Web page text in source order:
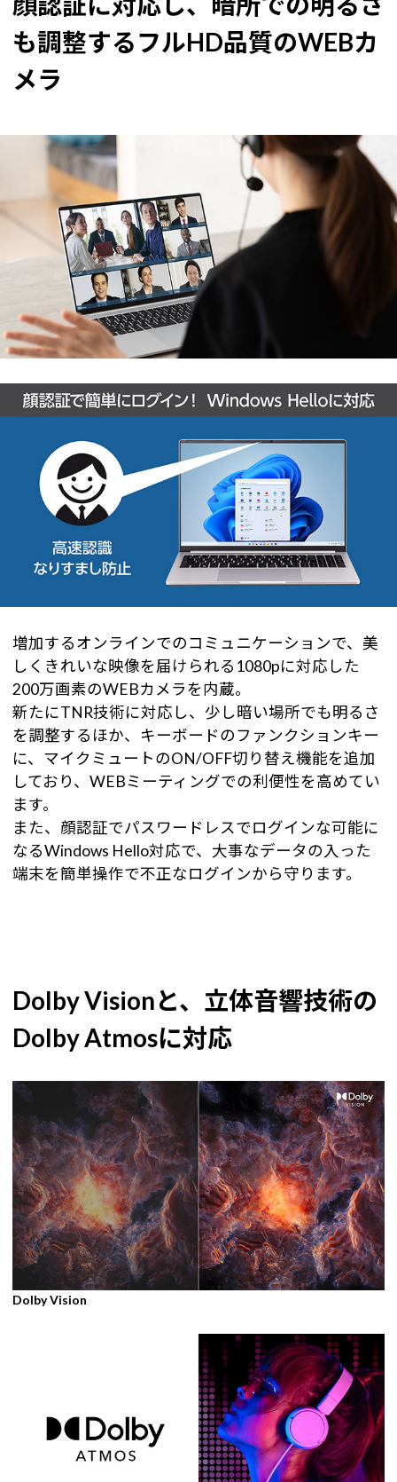
も調整するフルHD品質のWEBカ
メラ
増加するオンラインでのコミュニケーションで、美
しくきれいな映像を届けられる1080pに対応した
200万画素のWEBカメラを内蔵。
新たにTNR技術に対応し、少し暗い場所でも明るさ
を調整するほか、キーボードのファンクションキー
に、マイクミュートのON/OFF切り替え機能を追加
しており、WEBミーティングでの利便性を高めてい
ます。
また、顔認証でパスワードレスでログインな可能に
なるWindows Hello対応で、大事なデータの入った
端末を簡単操作で不正なログインから守ります。
Dolby Visionと、立体音響技術の
Dolby Atmosに対応
Dolby Vision